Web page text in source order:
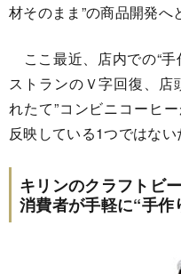
材そのまま”の商品開発へ
ここ最近、店内での“手
ストランのＶ字回復、店
れたて”コンビニコーヒ
反映している1つではない
キリンのクラフトビ
消費者が手軽に“手